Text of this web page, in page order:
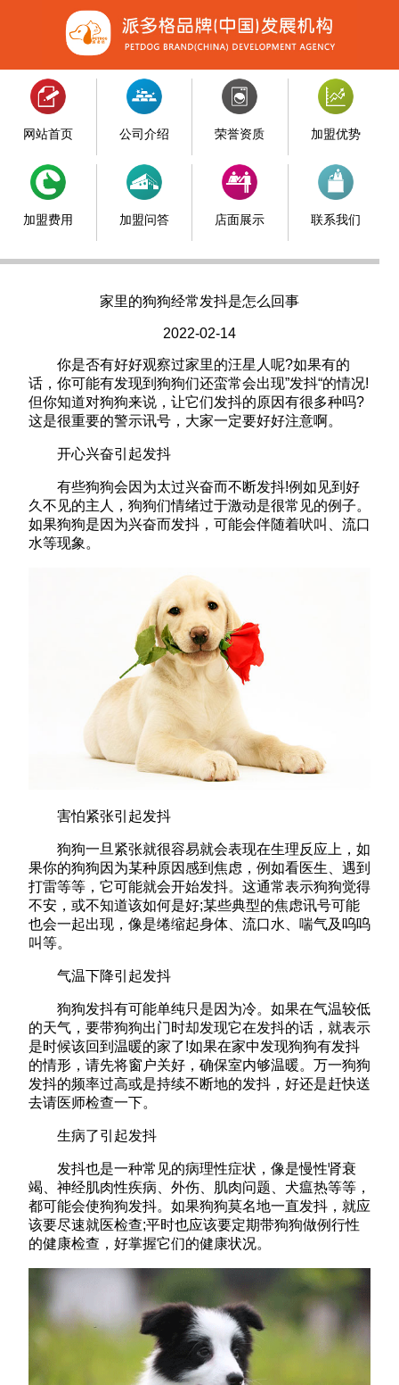
网站首页 公司介绍 荣誉资质 加盟优势
加盟费用 加盟问答 店面展示 联系我们
家里的狗狗经常发抖是怎么回事
2022-02-14
你是否有好好观察过家里的汪星人呢?如果有的
话，你可能有发现到狗狗们还蛮常会出现”发抖“的情况!
但你知道对狗狗来说，让它们发抖的原因有很多种吗?
这是很重要的警示讯号，大家一定要好好注意啊。
开心兴奋引起发抖
有些狗狗会因为太过兴奋而不断发抖!例如见到好
久不见的主人，狗狗们情绪过于激动是很常见的例子。
如果狗狗是因为兴奋而发抖，可能会伴随着吠叫、流口
水等现象。
害怕紧张引起发抖
狗狗一旦紧张就很容易就会表现在生理反应上，如
果你的狗狗因为某种原因感到焦虑，例如看医生、遇到
打雷等等，它可能就会开始发抖。这通常表示狗狗觉得
不安，或不知道该如何是好;某些典型的焦虑讯号可能
也会一起出现，像是绻缩起身体、流口水、喘气及呜呜
叫等。
气温下降引起发抖
狗狗发抖有可能单纯只是因为冷。如果在气温较低
的天气，要带狗狗出门时却发现它在发抖的话，就表示
是时候该回到温暖的家了!如果在家中发现狗狗有发抖
的情形，请先将窗户关好，确保室内够温暖。万一狗狗
发抖的频率过高或是持续不断地的发抖，好还是赶快送
去请医师检查一下。
生病了引起发抖
发抖也是一种常见的病理性症状，像是慢性肾衰
竭、神经肌肉性疾病、外伤、肌肉问题、犬瘟热等等，
都可能会使狗狗发抖。如果狗狗莫名地一直发抖，就应
该要尽速就医检查;平时也应该要定期带狗狗做例行性
的健康检查，好掌握它们的健康状况。